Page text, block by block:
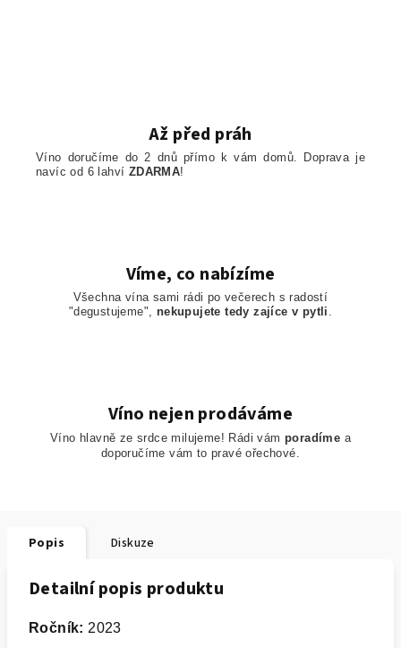
Až před práh
Víno doručíme do 2 dnů přímo k vám domů. Doprava je
navíc od 6 lahví ZDARMA!
Víme, co nabízíme
Všechna vína sami rádi po večerech s radostí
"degustujeme", nekupujete tedy zajíce v pytli .
Víno nejen prodáváme
Víno hlavně ze srdce milujeme! Rádi vám poradíme a
doporučímevám to pravé ořechové.
Popis Diskuze
Detailní popis produktu
Ročník: 2023